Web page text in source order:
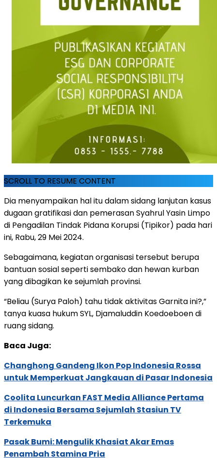
SCROLL TO RESUME CONTENT
Dia menyampaikan hal itu dalam sidang lanjutan kasus
dugaan gratifikasi dan pemerasan Syahrul Yasin Limpo
di Pengadilan Tindak Pidana Korupsi (Tipikor) pada hari
ini, Rabu, 29 Mei 2024.
Sebagaimana, kegiatan organisasi tersebut berupa
bantuan sosial seperti sembako dan hewan kurban
yang dibagikan ke sejumlah provinsi.
“Beliau (Surya Paloh) tahu tidak aktivitas Garnita ini?,”
tanya kuasa hukum SYL, Djamaluddin Koedoeboen di
ruang sidang.
Baca Juga:
Changhong Gandeng Ikon Pop Indonesia Rossa
untuk Memperkuat Jangkauan di Pasar Indonesia
Coolita Luncurkan FAST Media Alliance Pertama
di Indonesia Bersama Sejumlah Stasiun TV
Terkemuka
Pasak Bumi: Mengulik Khasiat Akar Emas
Penambah Stamina Pria